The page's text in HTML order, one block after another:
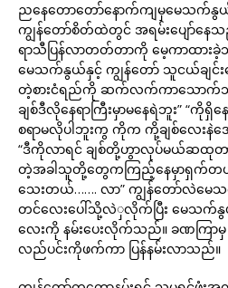
ညနေတောတော်နောက်ကျမှမေသက်နွ
ကျွန်တော်စိတ်ထဲတွင် အရမ်းပျော်နေ
ရာသီပြန်လာတတ်တာကို မေ့ကာထားခဲ့
မေသက်နွယ်နှင့် ကျွန်တော် သူငယ်ချင်
တဲ့စားငံရည်ကို ဆက်လက်ကာသောက်သုံ
ချစ်ဒီလိုနေရာကြီးမှာမနေရဲဘူး” “ကိုရှိ
စရာမလိုပါဘူးကွ ကိုက ကို့ချစ်လေးနဲအေ
“ဒီကိုလာရင် ချစ်တို့ဟွာလုပ်မယ်ဆထုတ
တဲ့အခါသူတို့တွေကကြည့်နေမှာရှက်တယ်
သေးတယ်……. လာ” ကျွန်တော်လဲမေ
တင်လေးပေါ်သို့လဲှလိုက်ပြီး မေသက်နွ
လေးကို နမ်းပေးလိုက်သည်။ ခဏကြ
လည်ပင်းကိုဖက်ကာ ပြန်နမ်းလာသည်။